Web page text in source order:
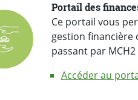
Portail des
Ce portail vous
gestion financière
passant par MCH2
Accéder au